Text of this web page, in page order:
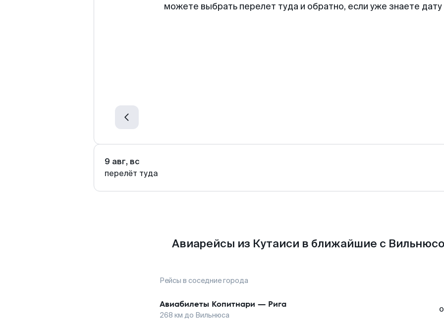
можете выбрать перелет туда и обратно, если уже знаете
9 авг, вс
перелёт туда
Авиарейсы из Кутаиси в ближайшие с
Рейсы в соседние города
Авиабилеты Копитнари — Рига
268 км до Вильнюса